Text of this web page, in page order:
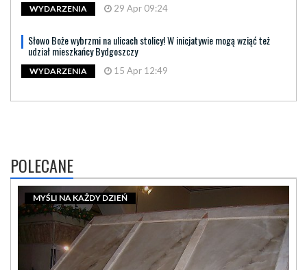
WYDARZENIA 29 Apr 09:24
Słowo Boże wybrzmi na ulicach stolicy! W inicjatywie mogą wziąć też
udział mieszkańcy Bydgoszczy
WYDARZENIA 15 Apr 12:49
POLECANE
MYŚLI NA KAŻDY DZIEŃ